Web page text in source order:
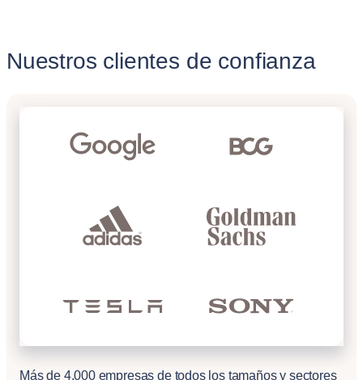
Nuestros clientes de confianza
Más de 4.000 empresas de todos los tamaños y sectores